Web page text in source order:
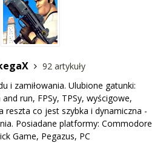
92 artykuły
i zamiłowania. Ulubione gatunki:
run, FPSy, TPSy, wyścigowe,
reszta co jest szybka i dynamiczna -
Posiadane platformy: Commodore
Game, Pegazus, PC